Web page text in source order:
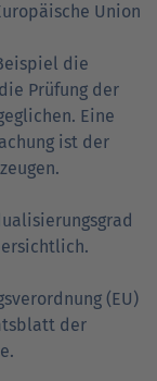
Union
die
Prüfung der
Eine
ist der
(EU)
der